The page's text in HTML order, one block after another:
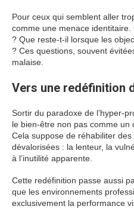
Pour ceux qui semblent aller
comme une menace
? Que reste-t-il lorsque les
? Ces questions, souvent
malaise.
Vers une redéfinition
Sortir du paradoxe de l’hyper-
le bien-être non pas comme un
Cela suppose de réhabiliter
dévalorisées : la lenteur, la
à l’inutilité apparente.
Cette redéfinition passe aussi
que les environnements
exclusivement la performance